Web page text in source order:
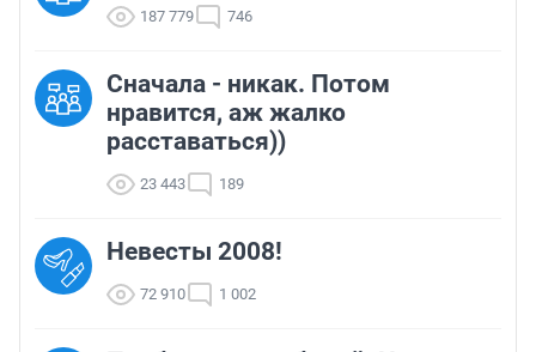
187 779 746
Сначала - никак. Потом
нравится, аж жалко
расставаться))
23 443 189
Невесты 2008!
72 910 1 002